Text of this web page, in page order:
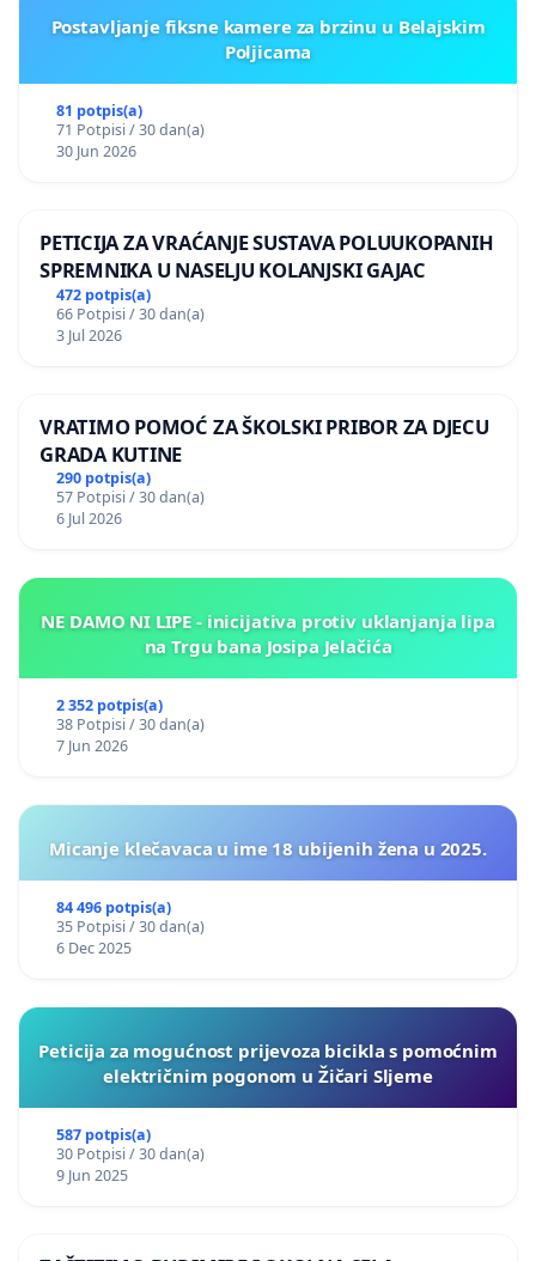
Postavljanje fiksne kamere za brzinu u Belajskim
Poljicama
81 potpis(a)
71 Potpisi / 30 dan(a)
30 Jun 2026
PETICIJA ZA VRAĆANJE SUSTAVA POLUUKOPANIH
SPREMNIKA U NASELJU KOLANJSKI GAJAC
472 potpis(a)
66 Potpisi / 30 dan(a)
3 Jul 2026
VRATIMO POMOĆ ZA ŠKOLSKI PRIBOR ZA DJECU
GRADA KUTINE
290 potpis(a)
57 Potpisi / 30 dan(a)
6 Jul 2026
NE DAMO NI LIPE - inicijativa protiv uklanjanja lipa
na Trgu bana Josipa Jelačića
2 352 potpis(a)
38 Potpisi / 30 dan(a)
7 Jun 2026
Micanje klečavaca u ime 18 ubijenih žena u 2025.
84 496 potpis(a)
35 Potpisi / 30 dan(a)
6 Dec 2025
Peticija za mogućnost prijevoza bicikla s pomoćnim
električnim pogonom u Žičari Sljeme
587 potpis(a)
30 Potpisi / 30 dan(a)
9 Jun 2025